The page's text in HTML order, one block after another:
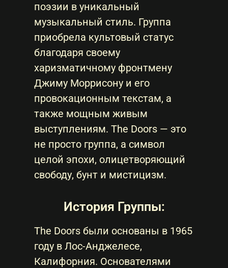
поэзии в уникальный
музыкальный стиль. Группа
приобрела культовый статус
благодаря своему
харизматичному фронтмену
Джиму Моррисону и его
провокационным текстам, а
также мощным живым
выступлениям. The Doors — это
не просто группа, а символ
целой эпохи, олицетворяющий
свободу, бунт и мистицизм.
История Группы:
The Doors были основаны в 1965
году в Лос-Анджелесе,
Калифорния. Основателями